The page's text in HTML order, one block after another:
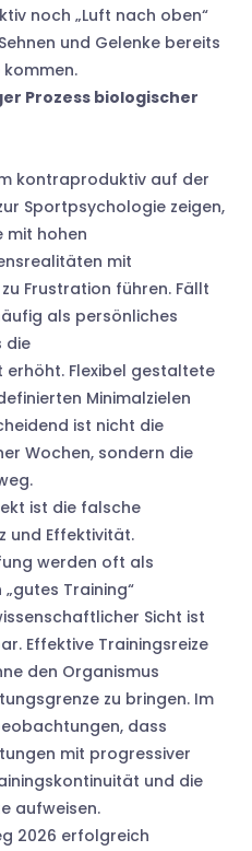
noch „Luft nach oben“
und Gelenke bereits
Prozess biologischer
kontraproduktiv auf der
Sportpsychologie zeigen,
mit hohen
mit
Frustration führen. Fällt
als persönliches
die
Flexibel gestaltete
Minimalzielen
ist nicht die
Wochen, sondern die
ist die falsche
und Effektivität.
werden oft als
Training“
Sicht ist
Effektive Trainingsreize
den Organismus
zu bringen. Im
dass
mit progressiver
und die
aufweisen.
2026 erfolgreich